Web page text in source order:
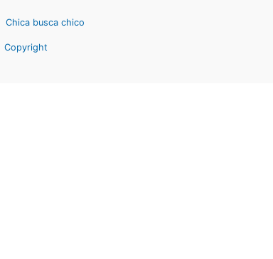
Chica busca chico
Copyright